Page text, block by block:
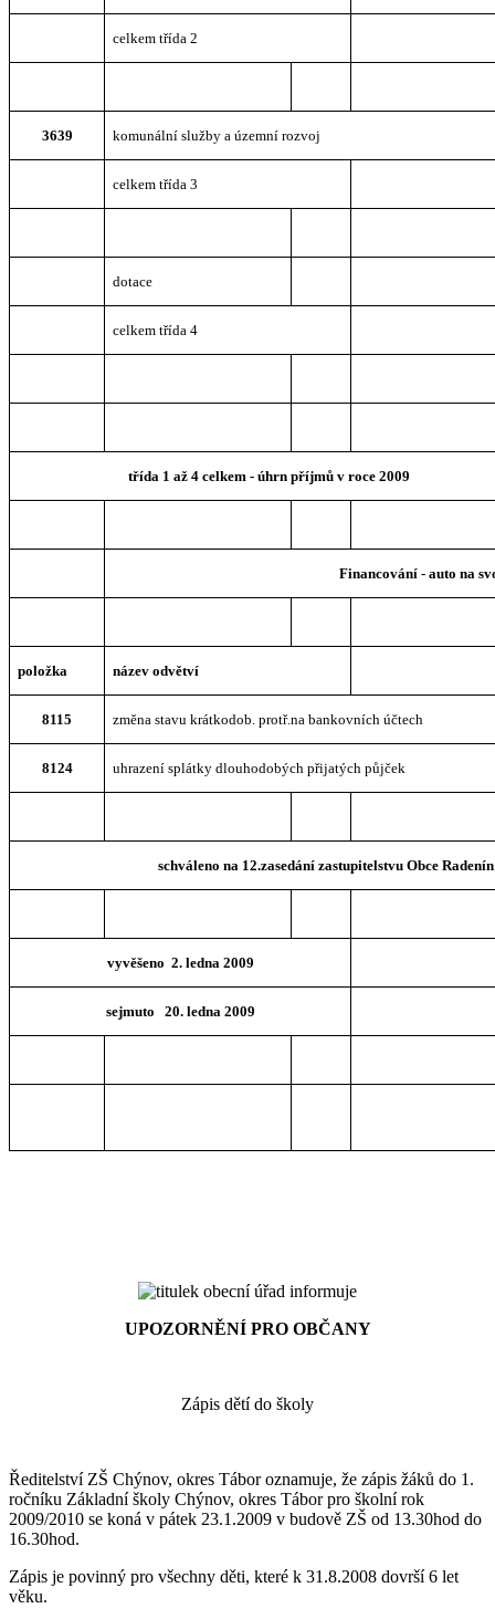
celkem třída 2
3639 komunální služby a územní rozvoj
celkem třída 3
dotace
celkem třída 4
třída 1 až 4 celkem - úhrn příjmů v roce 2009
Financování - auto na
položka název odvětví
8115 změna stavu krátkodob. protř.na bankovních účtech
8124 uhrazení splátky dlouhodobých přijatých půjček
schváleno na 12.zasedání zastupitelstvu Obce
vyvěšeno 2. ledna 2009
sejmuto 20. ledna 2009
UPOZORNĚNÍ PRO OBČANY
Zápis dětí do školy
Ředitelství ZŠ Chýnov, okres Tábor oznamuje, že zápis žáků do 1.
ročníku Základní školy Chýnov, okres Tábor pro školní rok
2009/2010 se koná v pátek 23.1.2009 v budově ZŠ od 13.30hod do
16.30hod.
Zápis je povinný pro všechny děti, které k 31.8.2008 dovrší 6 let
věku.